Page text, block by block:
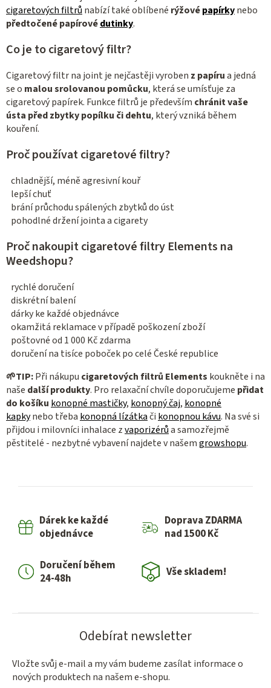
p
y
v
ý
p
u
cigaretových filtrů nabízí také oblíbené rýžovépapírkynebo
předtočenépapírovédutinky.
Co je to cigaretový filtr?
Cigaretový filtr na joint je nejčastěji vyroben z papírua jedná
se o malou srolovanou pomůcku, která se umísťuje za
cigaretový papírek. Funkce filtrů je především chránit vaše
ústa před zbytky popílku či dehtu, který vzniká během
kouření.
Proč používat cigaretové filtry?
chladnější, méně agresivní kouř
lepší chuť
brání průchodu spálených zbytků do úst
pohodlné držení jointa a cigarety
Proč nakoupit cigaretové filtry Elements na
Weedshopu?
rychlé doručení
diskrétní balení
dárky ke každé objednávce
okamžitá reklamace v případě poškození zboží
poštovné od 1 000 Kč zdarma
doručení na tisíce poboček po celé České republice
🌱TIP:Při nákupu cigaretových filtrů Elements koukněte i na
naše další produkty. Pro relaxační chvíle doporučujeme přidat
do košíku konopné mastičky, konopný čaj, konopné
kapkynebo třeba konopná lízátkači konopnou kávu. Na své si
přijdou i milovníci inhalace zvaporizérůa samozřejmě
pěstitelé - nezbytné vybavení najdete v našemgrowshopu.
Dárek ke každé
objednávce
Doprava ZDARMA
nad 1500 Kč
Doručení během
24-48h
Vše skladem!
Odebírat newsletter
Vložte svůj e-mail a my vám budeme zasílat informace o
nových produktech na našem e-shopu.